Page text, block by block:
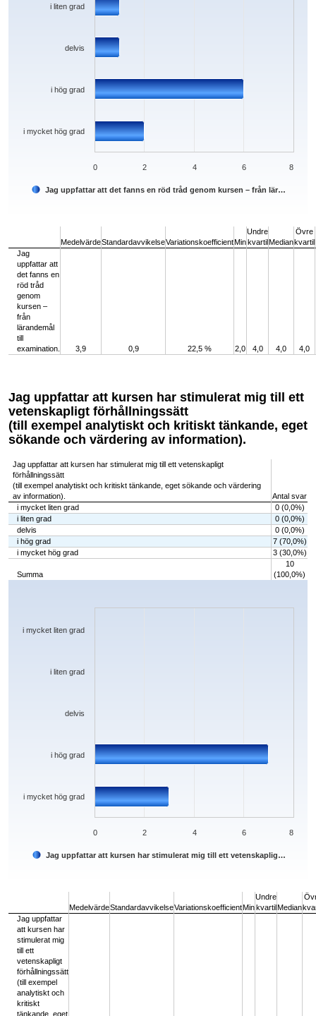
Jag uppfattar att det fanns en röd tråd genom kursen – från lär…
i mycket hög grad
i hög grad
delvis
i liten grad
0 2 4 6 8
MedelvärdeStandardavvikelseVariationskoefficientMin
Undre
kvartilMedian
Övre
kvartil
Jag
uppfattar att
det fanns en
röd tråd
genom
kursen –
från
lärandemål
till
examination.
3,9 0,9 22,5 % 2,0 4,0 4,0 4,0
Jag uppfattar att kursen har stimulerat mig till ett
vetenskapligt förhållningssätt
(till exempel analytiskt och kritiskt tänkande, eget
sökande och värdering av information).
Jag uppfattar att kursen har stimulerat mig till ett vetenskapligt
förhållningssätt
(till exempel analytiskt och kritiskt tänkande, eget sökande och värdering
av information).
Antal svar
i mycket liten grad
0 (0,0%)
i liten grad
0 (0,0%)
delvis
0 (0,0%)
i hög grad
7 (70,0%)
i mycket hög grad
3 (30,0%)
Summa
10
(100,0%)
Chart
The chart has 1 X axis displaying categories.
Jag uppfattar att kursen har stimulerat mig till ett vetenskaplig…
i mycket hög grad
i hög grad
delvis
i liten grad
i mycket liten grad
0 2 4 6 8
MedelvärdeStandardavvikelseVariationskoefficientMin
Undre
kvartilMedian
Jag uppfattar
att kursen har
stimulerat mig
till ett
vetenskapligt
förhållningssätt
(till exempel
analytiskt och
kritiskt
tänkande, eget